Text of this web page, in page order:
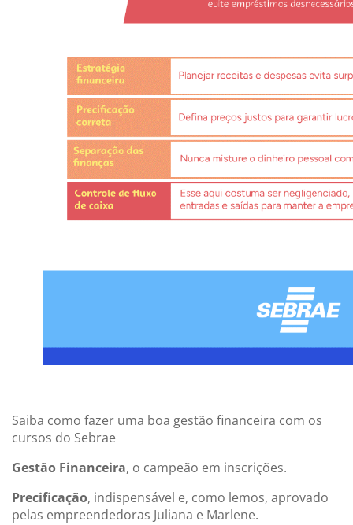
Saiba como fazer uma boa gestão financeira com os
cursos do Sebrae
Gestão Financeira, o campeão em inscrições.
Precificação, indispensável e, como lemos, aprovado
pelas empreendedoras Juliana e Marlene.